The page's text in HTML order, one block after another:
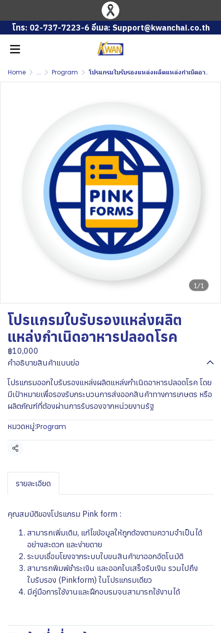
โทร: 02-737-7223-6 อีเมล: Support@kwanchai.co.th
Home ... Program โปรแกรมใบรับรองแหล่งผลิตแหล่งกำเนิดอาหารปลอดโรค
1/1
โปรแกรมใบรับรองแหล่งผลิต
แหล่งกำเนิดอาหารปลอดโรค
฿10,000
คำอธิบายสินค้าแบบย่อ
โปรแกรมออกใบรับรองแหล่งผลิตแหล่งกำเนิดอาหารปลอดโรค โดย
มีเป้าหมายเพื่อรองรับกระบวนการส่งออกสินค้าทางการเกษตร หรือ
ผลิตภัณฑ์ที่ต้องผ่านการรับรองจากหน่วยงานรัฐ
หมวดหมู่:Program
แชร์
รายละเอียด
คุณสมบัติของโปรแกรม Pink form :
สามารถเพิ่มเติม, แก้ไขข้อมูลให้ถูกต้องตามความจำเป็นได้
อย่างสะดวก และง่ายดาย
ระบบเชื่อมโยงจากระบบใบขนสินค้าขาออกอัตโนมัติ
สามารถพิมพ์ชำระเงิน และออกใบเสร็จรับเงิน รวมไปถึง
ใบรับรอง (Pinkform) ในโปรแกรมเดียว
มีคู่มือการใช้งานและฝึกอบรมจนสามารถใช้งานได้